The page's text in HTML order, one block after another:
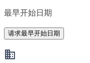
最早开始日期
请求最早开始日期